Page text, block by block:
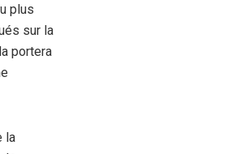
plus
sur la
portera
la